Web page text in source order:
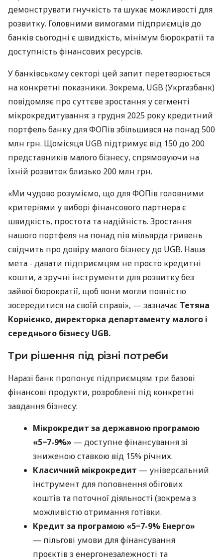
демонструвати гнучкість та шукає можливості для
розвитку. Головними вимогами підприємців до
банків сьогодні є швидкість, мінімум бюрократії та
доступність фінансових ресурсів.
У банківському секторі цей запит перетворюється
на конкретні показники. Зокрема, UGB (Укргазбанк)
повідомляє про суттєве зростання у сегменті
мікрокредитування: з грудня 2025 року кредитний
портфель банку для ФОПів збільшився на понад 500
млн грн. Щомісяця UGB підтримує від 150 до 200
представників малого бізнесу, спрямовуючи на
їхній розвиток близько 200 млн грн.
«Ми чудово розуміємо, що для ФОПів головними
критеріями у виборі фінансового партнера є
швидкість, простота та надійність. Зростання
нашого портфеля на понад пів мільярда гривень
свідчить про довіру малого бізнесу до UGB. Наша
мета - давати підприємцям не просто кредитні
кошти, а зручні інструменти для розвитку без
зайвої бюрократії, щоб вони могли повністю
зосередитися на своїй справі», — зазначає Тетяна
Корнієнко, директорка департаменту малого і
середнього бізнесу UGB.
Три рішення під різні потреби
Наразі банк пропонує підприємцям три базові
фінансові продукти, розроблені під конкретні
завдання бізнесу:
Мікрокредит за державною програмою
«5−7-9%» — доступне фінансування зі
зниженою ставкою від 15% річних.
Класичний мікрокредит — універсальний
інструмент для поповнення обігових
коштів та поточної діяльності (зокрема з
можливістю отримання готівки.
Кредит за програмою «5−7-9% Енерго»
— пільгові умови для фінансування
проєктів з енергонезалежності та